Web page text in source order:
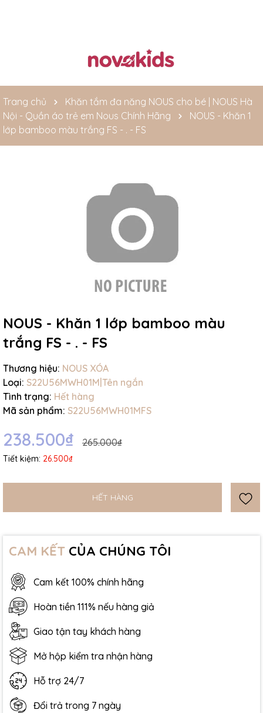
Trang chủ
Khăn tắm đa năng NOUS cho bé | NOUS Hà
Nội - Quần áo trẻ em Nous Chính Hãng
NOUS - Khăn 1
lớp bamboo màu trắng FS - . - FS
NOUS - Khăn 1 lớp bamboo màu
trắng FS - . - FS
Thương hiệu: NOUS XÓA
Loại: S22U56MWH01M|Tên ngắn
Tình trạng: Hết hàng
Mã sản phẩm: S22U56MWH01MFS
238.500₫ 265.000₫
Tiết kiệm: 26.500₫
HẾT HÀNG
CAM KẾT CỦA CHÚNG TÔI
Cam kết 100% chính hãng
Hoàn tiền 111% nếu hàng giả
Giao tận tay khách hàng
Mở hộp kiểm tra nhận hàng
Hỗ trợ 24/7
Đổi trả trong 7 ngày
Mã giảm giá:
Ngày hết hạn:
Điều kiện: